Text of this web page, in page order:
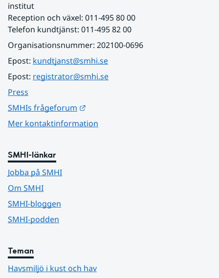
institut
Reception och växel: 011-495 80 00
Telefon kundtjänst: 011-495 82 00
Organisationsnummer: 202100-0696
Epost: kundtjanst@smhi.se
Epost: registrator@smhi.se
Press
SMHIs frågeforum
Mer kontaktinformation
SMHI-länkar
Jobba på SMHI
Om SMHI
SMHI-bloggen
SMHI-podden
Teman
Havsmiljö i kust och hav